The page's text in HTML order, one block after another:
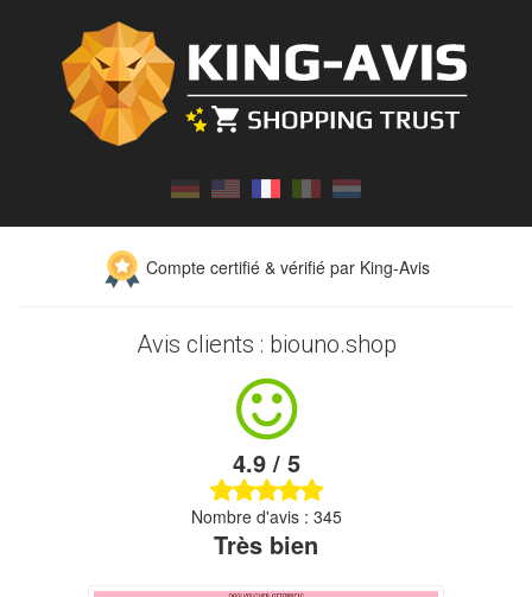
Compte certifié & vérifié par King-Avis
Avis clients : biouno.shop
4.9 / 5
Nombre d'avis : 345
Très bien